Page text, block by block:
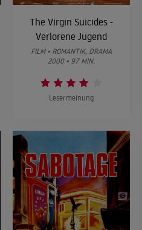
The Virgin Suicides -
Verlorene Jugend
FILM • ROMANTIK, DRAMA
2000 • 97 MIN.
Lesermeinung